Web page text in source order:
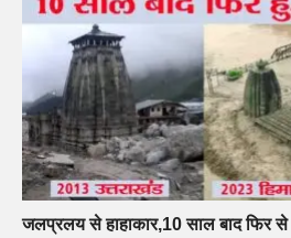
जलप्रलय से हाहाकार,10 साल बाद फिर